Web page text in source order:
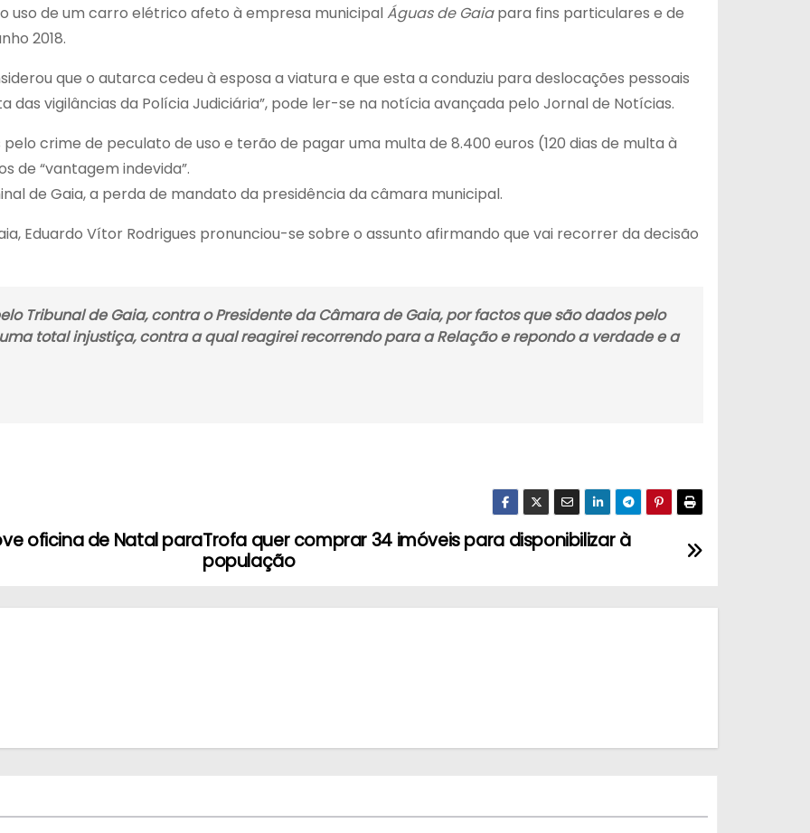
uso de um carro elétrico afeto à empresa municipalÁguas de Gaiapara fins particulares e de
2018.
que o autarca cedeu à esposa a viatura e que esta a conduziu para deslocações pessoais
das vigilâncias da Polícia Judiciária”, pode ler-se na notícia avançada pelo Jornal de Notícias.
crime de peculato de uso e terão de pagar uma multa de 8.400 euros (120 dias de multa à
de “vantagem indevida”.
de Gaia, a perda de mandato da presidência da câmara municipal.
Eduardo Vítor Rodrigues pronunciou-se sobre o assunto afirmando que vai recorrer da decisão
Tribunal de Gaia, contra o Presidente da Câmara de Gaia, por factos que são dados pelo
total injustiça, contra a qual reagirei recorrendo para a Relação e repondo a verdade e a
Trofa quer comprar 34 imóveis para disponibilizar à
população
oficina de Natal para